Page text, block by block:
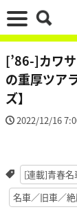
[’86-]カワ
の重厚ツア
ズ】
2022/12/16
[連載]青春
名車／旧車／